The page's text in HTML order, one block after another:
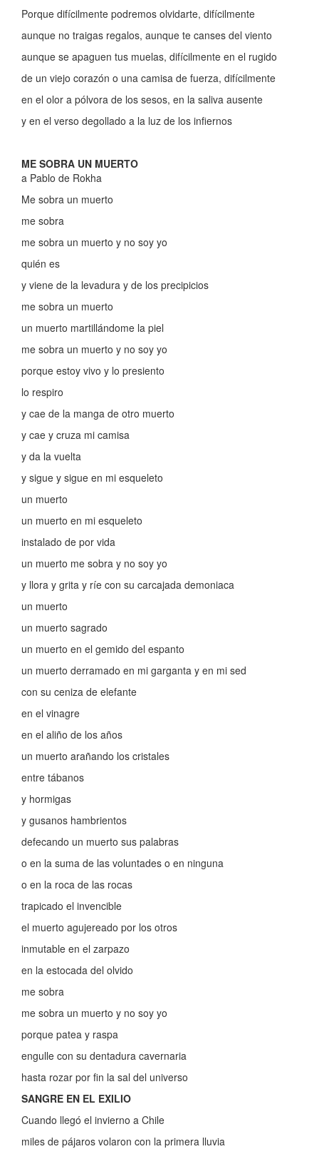
Porque difícilmente podremos olvidarte, difícilmente
aunque no traigas regalos, aunque te canses del viento
aunque se apaguen tus muelas, difícilmente en el rugido
de un viejo corazón o una camisa de fuerza, difícilmente
en el olor a pólvora de los sesos, en la saliva ausente
y en el verso degollado a la luz de los infiernos
ME SOBRA UN MUERTO
a Pablo de Rokha
Me sobra un muerto
me sobra
me sobra un muerto y no soy yo
quién es
y viene de la levadura y de los precipicios
me sobra un muerto
un muerto martillándome la piel
me sobra un muerto y no soy yo
porque estoy vivo y lo presiento
lo respiro
y cae de la manga de otro muerto
y cae y cruza mi camisa
y da la vuelta
y sigue y sigue en mi esqueleto
un muerto
un muerto en mi esqueleto
instalado de por vida
un muerto me sobra y no soy yo
y llora y grita y ríe con su carcajada demoniaca
un muerto
un muerto sagrado
un muerto en el gemido del espanto
un muerto derramado en mi garganta y en mi sed
con su ceniza de elefante
en el vinagre
en el aliño de los años
un muerto arañando los cristales
entre tábanos
y hormigas
y gusanos hambrientos
defecando un muerto sus palabras
o en la suma de las voluntades o en ninguna
o en la roca de las rocas
trapicado el invencible
el muerto agujereado por los otros
inmutable en el zarpazo
en la estocada del olvido
me sobra
me sobra un muerto y no soy yo
porque patea y raspa
engulle con su dentadura cavernaria
hasta rozar por fin la sal del universo
SANGRE EN EL EXILIO
Cuando llegó el invierno a Chile
miles de pájaros volaron con la primera lluvia